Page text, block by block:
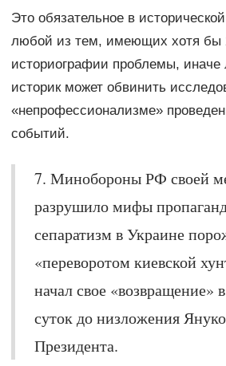
Это обязательное в
любой из тем, имеющих хотя бы
историографии проблемы, иначе
историк может обвинить
«непрофессионализме»
событий.
7. Минобороны РФ своей
разрушило мифы
сепаратизм в Украине
«переворотом киевской
начал свое «возвращение»
суток до низложения
Президента.